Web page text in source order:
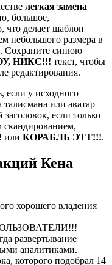
легкая замена
большое,
что делает шаблон
небольшого размера в
Сохраните синюю
НИКС!!! текст, чтобы
редактирования.
если у исходного
талисмана или аватар
если только
скандированием,
или КОРАБЛЬ ЭТТ!!!.
Кена
хорошего владения
развертывание
аналитиками.
которого подобрал 14